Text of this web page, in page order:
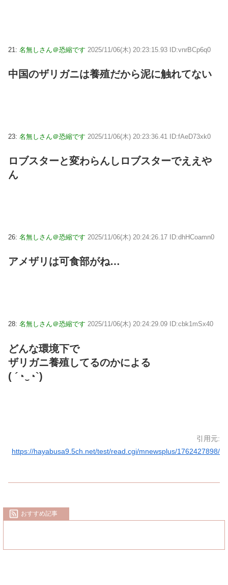
21: 名無しさん＠恐縮です 2025/11/06(木) 20:23:15.93 ID:vnrBCp6q0
中国のザリガニは養殖だから泥に触れてない
23: 名無しさん＠恐縮です 2025/11/06(木) 20:23:36.41 ID:fAeD73xk0
ロブスターと変わらんしロブスターでええや
ん
26: 名無しさん＠恐縮です 2025/11/06(木) 20:24:26.17 ID:dhHCoamn0
アメザリは可食部がね…
28: 名無しさん＠恐縮です 2025/11/06(木) 20:24:29.09 ID:cbk1mSx40
どんな環境下で
ザリガニ養殖してるのかによる
( ´◔‿◔`)
引用元:
https://hayabusa9.5ch.net/test/read.cgi/mnewsplus/1762427898/
おすすめ記事